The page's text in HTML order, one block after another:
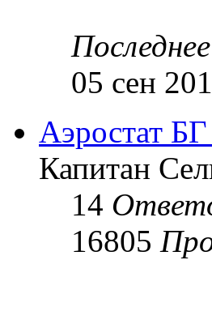
05 сен
Аэростат
Капитан
14
16805